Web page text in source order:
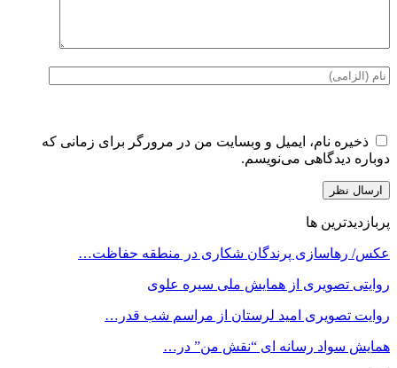
ذخیره نام، ایمیل و وبسایت من در مرورگر برای زمانی که
دوباره دیدگاهی می‌نویسم.
پربازدیدترین ها
عکس/ رهاسازی پرندگان شکاری در منطقه حفاظت…
روایتی تصویری از همایش ملی سیره علوی
روایت تصویری امید لرستان از مراسم شب قدر…
همایش سواد رسانه ای “نقش من” در…